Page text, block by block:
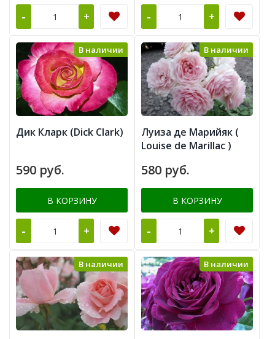
- + - +
В наличии
Дик Кларк (Dick Clark)
590 руб.
В КОРЗИНУ
- +
В наличии
Луиза де Марийяк (
Louise de Marillac )
580 руб.
В КОРЗИНУ
- +
В наличии В наличии